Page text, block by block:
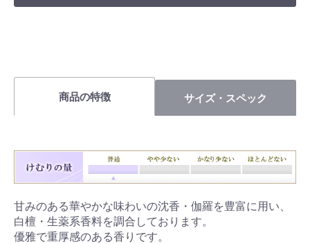
商品の特徴 サイズ・スペック
甘みのある華やかな味わいの沈香・伽羅を豊富に用い、
白檀・生薬系香料を調合しております。
優雅で重厚感のある香りです。